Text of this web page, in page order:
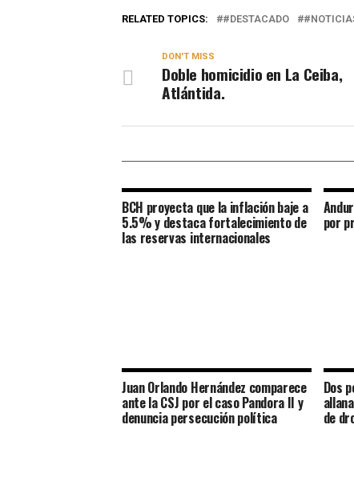
RELATED TOPICS: #DESTACADO
DON'T MISS
Doble homicidio en La Ceiba,
Atlántida.
BCH proyecta que la inflación baje a
5.5% y destaca fortalecimiento de
las reservas internacionales
por
Juan Orlando Hernández comparece
ante la CSJ por el caso Pandora II y
denuncia persecución política
Dos
de